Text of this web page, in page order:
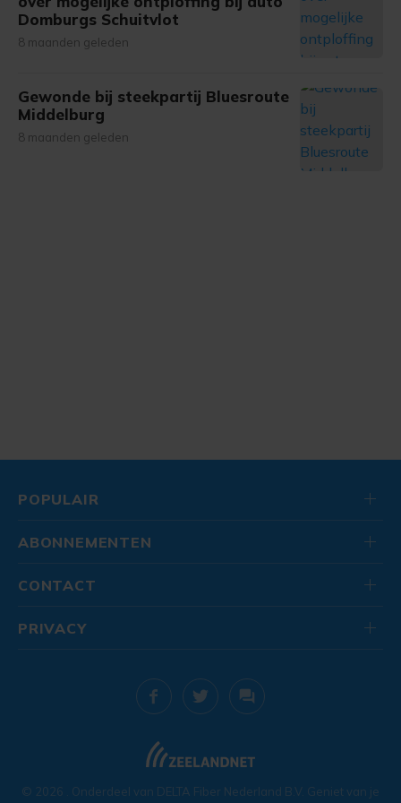
gemaakte keuze altijd wijzigen of intrekken.
Domburgs Schuitvlot
8 maanden geleden
Gewonde bij steekpartij Bluesroute
Middelburg
8 maanden geleden
POPULAIR
ABONNEMENTEN
CONTACT
© 2026 . Onderdeel van DELTA Fiber Nederland B.V. Geniet van je
PRIVACY